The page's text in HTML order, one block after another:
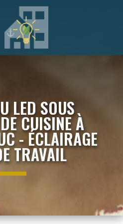
LED SOUS
CUISINE À
- ÉCLAIRAGE
TRAVAIL